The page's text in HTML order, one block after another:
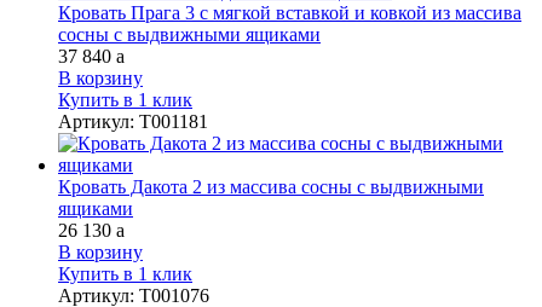
Кровать Прага 3 с мягкой вставкой и ковкой из массива
сосны с выдвижными ящиками
37 840 a
В корзину
Купить в 1 клик
Артикул: Т001181
Кровать Дакота 2 из массива сосны с выдвижными
ящиками
26 130 a
В корзину
Купить в 1 клик
Артикул: Т001076